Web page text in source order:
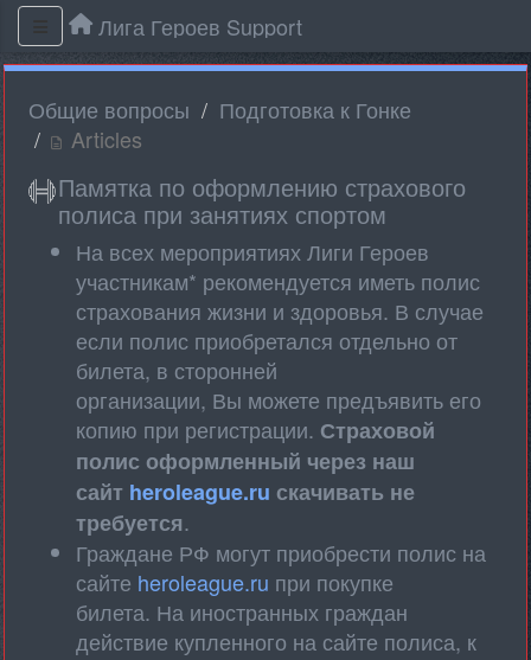
Лига Героев Support
Общие вопросы
Подготовка к Гонке
Articles
Памятка по оформлению страхового
полиса при занятиях спортом
На всех мероприятиях Лиги Героев
участникам* рекомендуется иметь полис
страхования жизни и здоровья. В случае
если полис приобретался отдельно от
билета, в сторонней
организации, Вы можете предъявить его
копию при регистрации. Страховой
полис оформленный через наш
сайт heroleague.ru скачивать не
требуется.
Граждане РФ могут приобрести полис на
сайте heroleague.ru при покупке
билета. На иностранных граждан
действие купленного на сайте полиса, к